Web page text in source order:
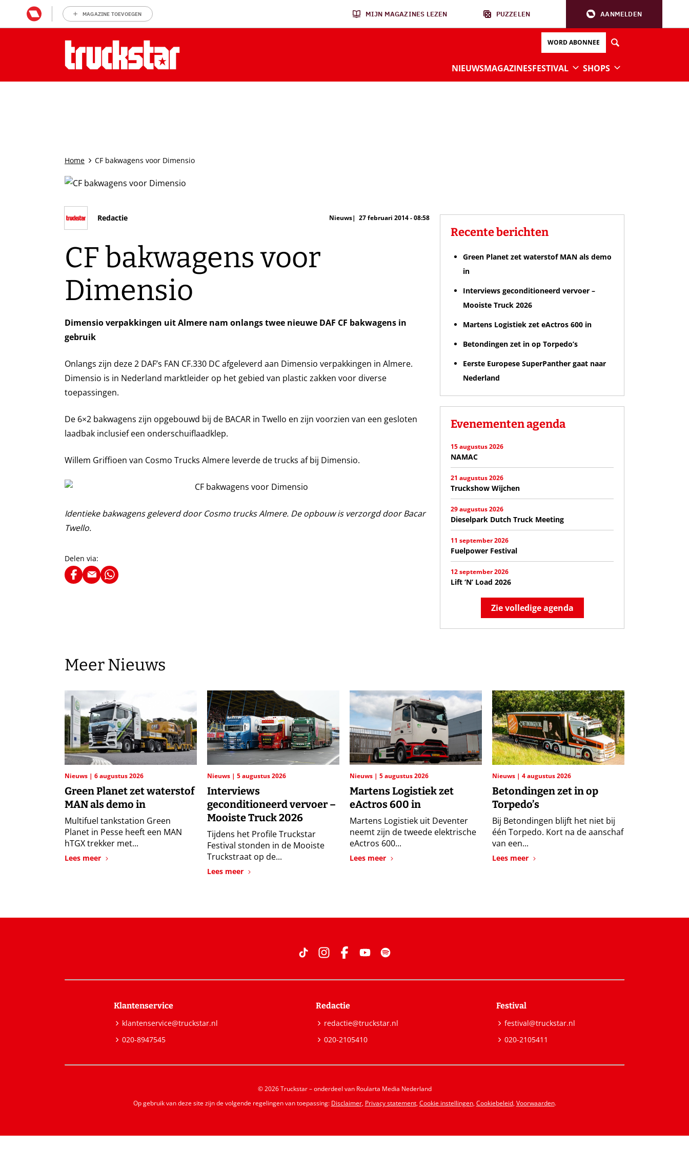
MAGAZINE TOEVOEGEN MIJN MAGAZINES LEZEN PUZZELEN AANMELDEN
WORD ABONNEE
NIEUWSMAGAZINESFESTIVAL SHOPS
Home CF bakwagens voor Dimensio
Redactie Nieuws 27 februari 2014 - 08:58
CF bakwagens voor
Dimensio
Dimensio verpakkingen uit Almere nam onlangs twee nieuwe DAF CF bakwagens in
gebruik
Onlangs zijn deze 2 DAF’s FAN CF.330 DC afgeleverd aan Dimensio verpakkingen in Almere.
Dimensio is in Nederland marktleider op het gebied van plastic zakken voor diverse
toepassingen.
De 6×2 bakwagens zijn opgebouwd bij de BACAR in Twello en zijn voorzien van een gesloten
laadbak inclusief een onderschuiflaadklep.
Willem Griffioen van Cosmo Trucks Almere leverde de trucks af bij Dimensio.
Identieke bakwagens geleverd door Cosmo trucks Almere. De opbouw is verzorgd door Bacar
Twello.
Delen via:
Recente berichten
Green Planet zet waterstof MAN als demo
in
Interviews geconditioneerd vervoer –
Mooiste Truck 2026
Martens Logistiek zet eActros 600 in
Betondingen zet in op Torpedo’s
Eerste Europese SuperPanther gaat naar
Nederland
Evenementen agenda
15 augustus 2026
NAMAC
21 augustus 2026
Truckshow Wijchen
29 augustus 2026
Dieselpark Dutch Truck Meeting
11 september 2026
Fuelpower Festival
12 september 2026
Lift ‘N’ Load 2026
Zie volledige agenda
Meer Nieuws
Nieuws 6 augustus 2026
Green Planet zet waterstof
MAN als demo in
Multifuel tankstation Green
Planet in Pesse heeft een MAN
hTGX trekker met...
Lees meer
Nieuws 5 augustus 2026
Interviews
geconditioneerd vervoer –
Mooiste Truck 2026
Tijdens het Profile Truckstar
Festival stonden in de Mooiste
Truckstraat op de...
Lees meer
Nieuws 5 augustus 2026
Martens Logistiek zet
eActros 600 in
Martens Logistiek uit Deventer
neemt zijn de tweede elektrische
eActros 600...
Lees meer
Nieuws 4 augustus 2026
Betondingen zet in op
Torpedo’s
Bij Betondingen blijft het niet bij
één Torpedo. Kort na de aanschaf
van een...
Lees meer
Klantenservice
klantenservice@truckstar.nl
020-8947545
Redactie
redactie@truckstar.nl
020-2105410
Festival
festival@truckstar.nl
020-2105411
© 2026 Truckstar – onderdeel van Roularta Media Nederland
Op gebruik van deze site zijn de volgende regelingen van toepassing: Disclaimer, Privacy statement,Cookie instellingen,Cookiebeleid,Voorwaarden.